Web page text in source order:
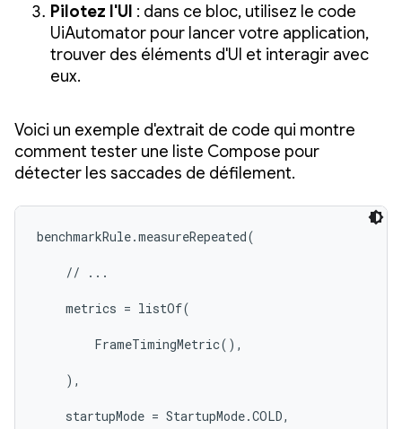
Pilotez l'UI : dans ce bloc, utilisez le code
UiAutomator pour lancer votre application,
trouver des éléments d'UI et interagir avec
eux.
Voici un exemple d'extrait de code qui montre
comment tester une liste Compose pour
détecter les saccades de défilement.
benchmarkRule.measureRepeated(
    // ...
    metrics = listOf(
        FrameTimingMetric(),
    ),
    startupMode = StartupMode.COLD,